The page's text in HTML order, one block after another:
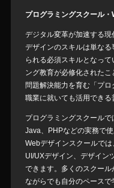
プログラミングスクール
デジタル変革が加速する
デザインのスキルは単な
られる必須スキルとなっ
ング教育が必修化された
問題解決能力を育む「プ
職業に就いても活用できる
プログラミングスクール
Java、PHPなどの実務で
Webデザインスクールでは
UI/UXデザイン、デザイン
できます。多くのスクー
ながらでも自分のペース